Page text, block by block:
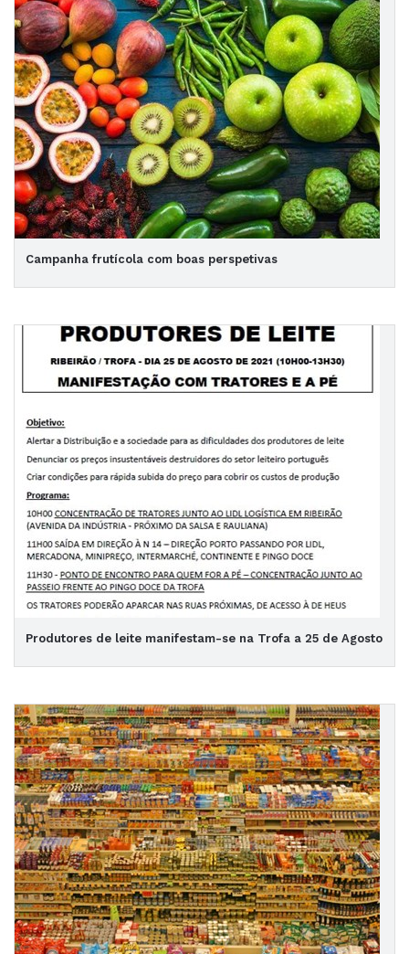
Campanha frutícola com boas perspetivas
Produtores de leite manifestam-se na Trofa a 25 de Agosto